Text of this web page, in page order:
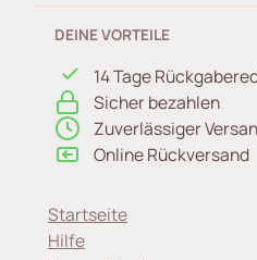
Sicher bezahlen
Zuverlässiger Versand
Online Rückversand
Hilfe
Versandkosten